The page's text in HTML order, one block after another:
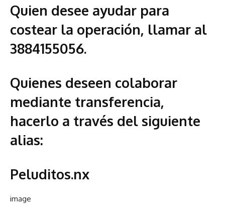
Quien desee ayudar para
costear la operación, llamar al
3884155056.
Quienes deseen colaborar
mediante transferencia,
hacerlo a través del siguiente
alias:
Peluditos.nx
image